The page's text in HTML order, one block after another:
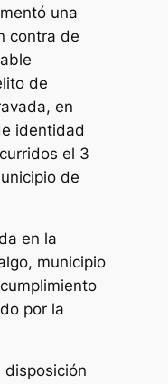
una
contra de
de
en
identidad
el 3
de
en la
municipio
por la
disposición